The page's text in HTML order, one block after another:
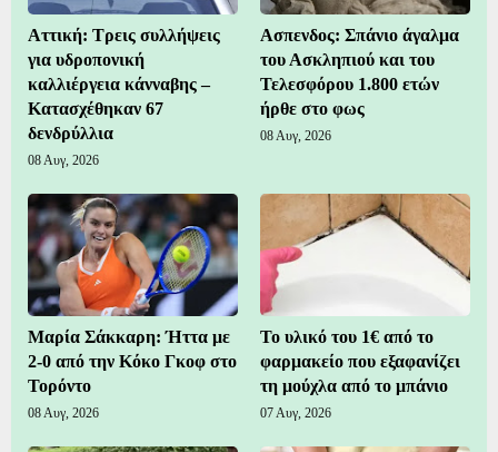
Αττική: Τρεις συλλήψεις
για υδροπονική
καλλιέργεια κάνναβης –
Κατασχέθηκαν 67
δενδρύλλια
08 Αυγ, 2026
Ασπενδος: Σπάνιο άγαλμα
του Ασκληπιού και του
Τελεσφόρου 1.800 ετών
ήρθε στο φως
08 Αυγ, 2026
Μαρία Σάκκαρη: Ήττα με
2-0 από την Κόκο Γκοφ στο
Τορόντο
08 Αυγ, 2026
Το υλικό του 1€ από το
φαρμακείο που εξαφανίζει
τη μούχλα από το μπάνιο
07 Αυγ, 2026